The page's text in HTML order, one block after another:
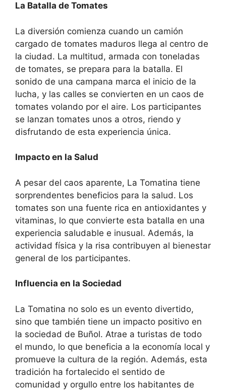
La Batalla de Tomates
La diversión comienza cuando un camión
cargado de tomates maduros llega al centro de
la ciudad. La multitud, armada con toneladas
de tomates, se prepara para la batalla. El
sonido de una campana marca el inicio de la
lucha, y las calles se convierten en un caos de
tomates volando por el aire. Los participantes
se lanzan tomates unos a otros, riendo y
disfrutando de esta experiencia única.
Impacto en la Salud
A pesar del caos aparente, La Tomatina tiene
sorprendentes beneficios para la salud. Los
tomates son una fuente rica en antioxidantes y
vitaminas, lo que convierte esta batalla en una
experiencia saludable e inusual. Además, la
actividad física y la risa contribuyen al bienestar
general de los participantes.
Influencia en la Sociedad
La Tomatina no solo es un evento divertido,
sino que también tiene un impacto positivo en
la sociedad de Buñol. Atrae a turistas de todo
el mundo, lo que beneficia a la economía local y
promueve la cultura de la región. Además, esta
tradición ha fortalecido el sentido de
comunidad y orgullo entre los habitantes de